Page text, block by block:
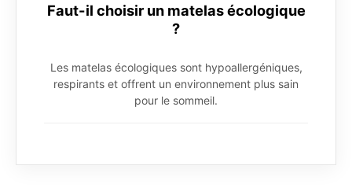
Faut-il choisir un matelas écologique
?
Les matelas écologiques sont hypoallergéniques,
respirants et offrent un environnement plus sain
pour le sommeil.